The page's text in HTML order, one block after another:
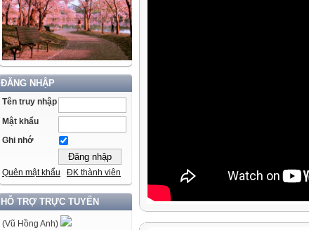
ĐĂNG NHẬP
Tên truy nhập
Mật khẩu
Ghi nhớ
Quên mật khẩu ĐK thành viên
HỖ TRỢ TRỰC TUYẾN
(Vũ Hồng Anh)